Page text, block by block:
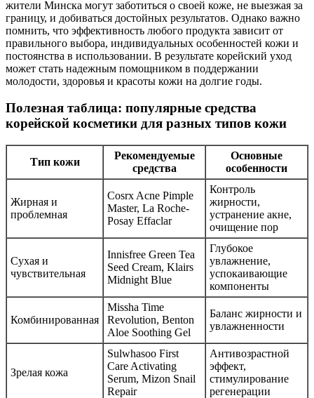
жители Минска могут заботиться о своей коже, не выезжая за
границу, и добиваться достойных результатов. Однако важно
помнить, что эффективность любого продукта зависит от
правильного выбора, индивидуальных особенностей кожи и
постоянства в использовании. В результате корейский уход
может стать надежным помощником в поддержании
молодости, здоровья и красоты кожи на долгие годы.
Полезная таблица: популярные средства
корейской косметики для разных типов кожи
Тип кожи
Рекомендуемые
средства
Основные
особенности
Жирная и
проблемная
Cosrx Acne Pimple
Master, La Roche-
Posay Effaclar
Контроль
жирности,
устранение акне,
очищение пор
Сухая и
чувствительная
Innisfree Green Tea
Seed Cream, Klairs
Midnight Blue
Глубокое
увлажнение,
успокаивающие
компоненты
Комбинированная
Missha Time
Revolution, Benton
Aloe Soothing Gel
Баланс жирности и
увлажненности
Зрелая кожа
Sulwhasoo First
Care Activating
Serum, Mizon Snail
Repair
Антивозрастной
эффект,
стимулирование
регенерации